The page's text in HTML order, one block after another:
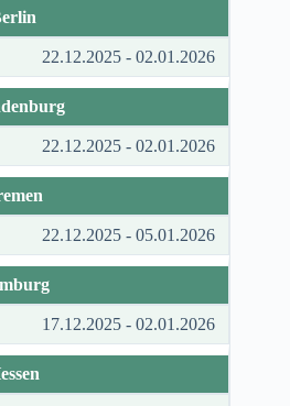
22.12.2025 - 02.01.2026
22.12.2025 - 02.01.2026
22.12.2025 - 05.01.2026
17.12.2025 - 02.01.2026